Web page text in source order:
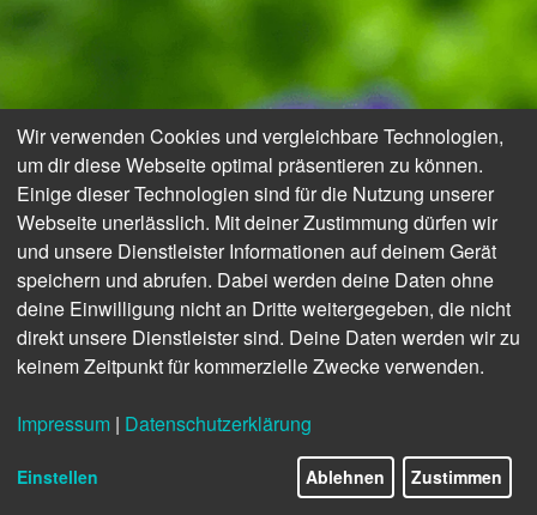
Wir verwenden Cookies und vergleichbare Technologien,
um dir diese Webseite optimal präsentieren zu können.
Einige dieser Technologien sind für die Nutzung unserer
Webseite unerlässlich. Mit deiner Zustimmung dürfen wir
und unsere Dienstleister Informationen auf deinem Gerät
speichern und abrufen. Dabei werden deine Daten ohne
deine Einwilligung nicht an Dritte weitergegeben, die nicht
direkt unsere Dienstleister sind. Deine Daten werden wir zu
keinem Zeitpunkt für kommerzielle Zwecke verwenden.
Impressum | Datenschutzerklärung
Einstellen Ablehnen Zustimmen